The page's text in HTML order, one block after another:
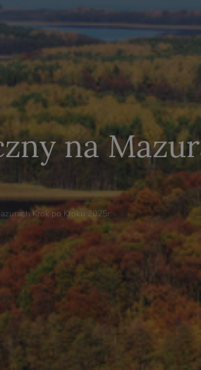
na
Krok po Kroku 2025r.